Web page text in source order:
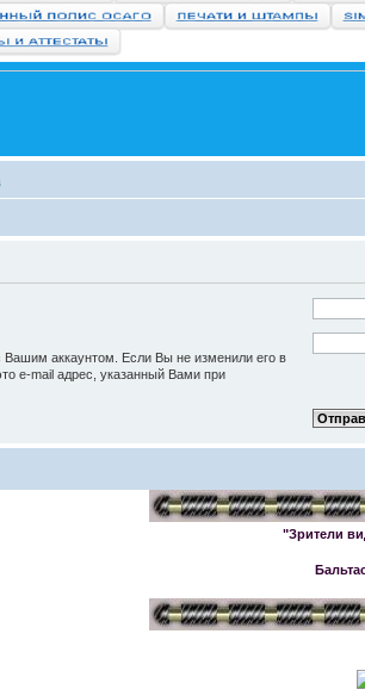
Вашим аккаунтом. Если Вы не изменили его в
e-mail адрес, указанный Вами при
"Зрители